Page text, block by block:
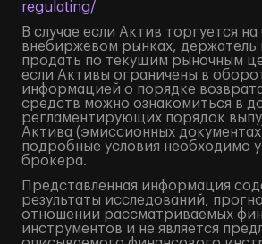
regulating/
В случае если Актив торгуется
внебиржевом рынках, держатель
продать по текущим рыночным
если Активы ограничены в
информацией о порядке
средств можно ознакомиться в
регламентирующих порядок
Актива (эмиссионных
подробные условия необходимо
брокера.
Представленная информация
результаты исследований,
отношении рассматриваемых
инструментов и не является